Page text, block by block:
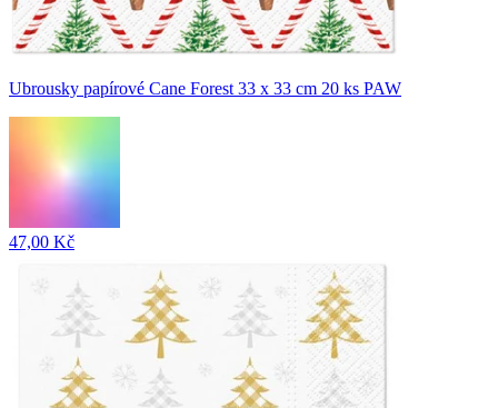
Ubrousky papírové Cane Forest 33 x 33 cm 20 ks PAW
47,00 Kč